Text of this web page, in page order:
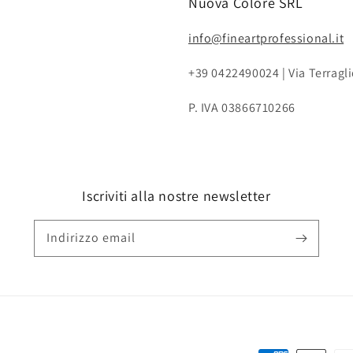
info@fineartprofessional.it
+39 0422490024 | Via
P. IVA 03866710266
Iscriviti alla nostre newsletter
Indirizzo email